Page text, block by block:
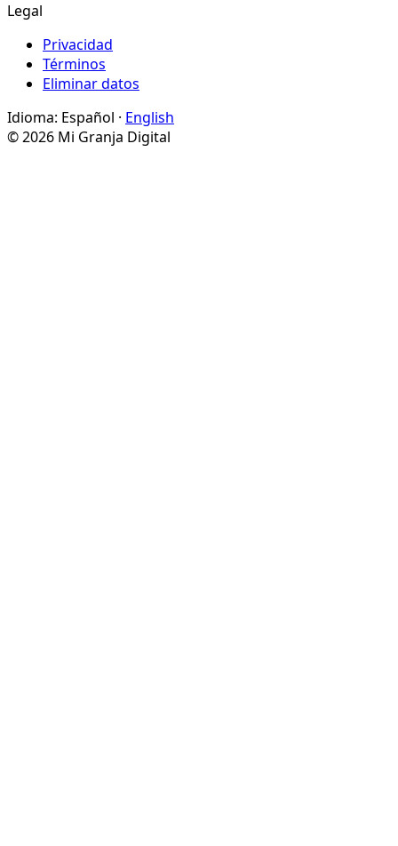
Legal
Privacidad
Términos
Eliminar datos
Idioma: Español · English
© 2026 Mi Granja Digital